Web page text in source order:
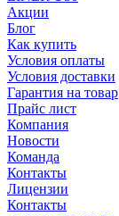
Акции
Блог
Как купить
Условия оплаты
Условия доставки
Гарантия на товар
Прайс лист
Компания
Новости
Команда
Контакты
Лицензии
Контакты